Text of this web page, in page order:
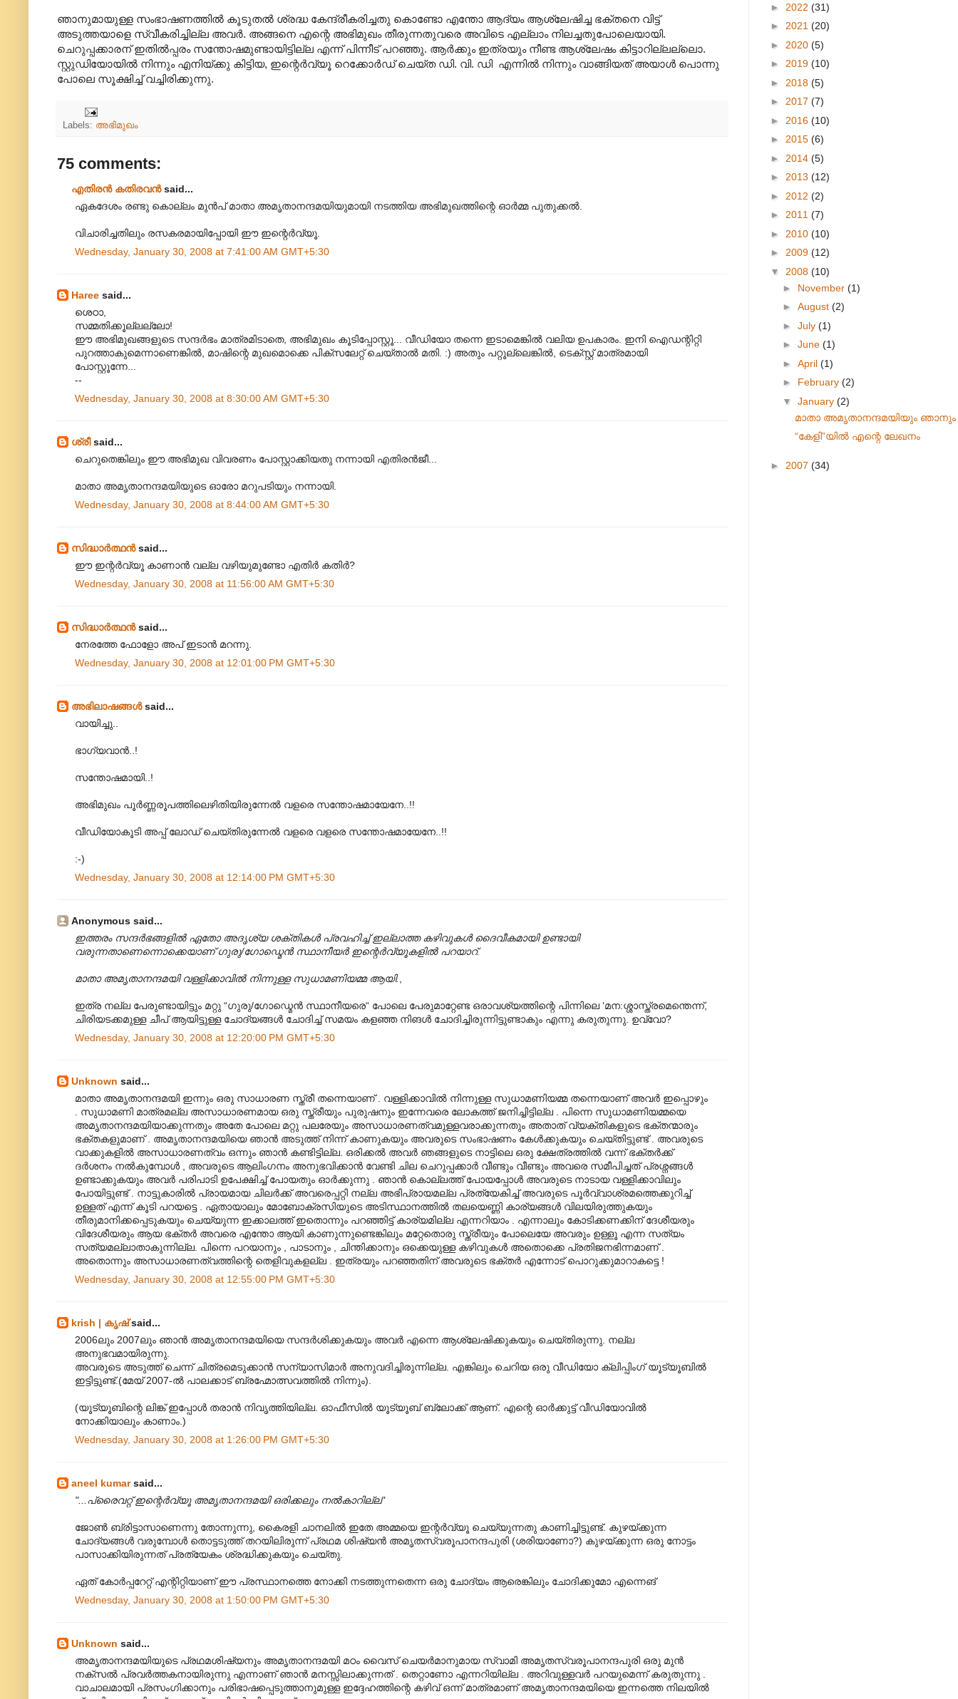
ഞാനുമായുള്ള സംഭാഷണത്തില്‍ കൂടുതല്‍ ശ്രദ്ധ കേന്ദ്രീകരിച്ചതു കൊണ്ടോ എന്തോ ആദ്യം ആശ്ലേഷിച്ച ഭക്തനെ വിട്ട്
അടുത്തയാളെ സ്വീകരിച്ചില്ല അവര്‍. അങ്ങനെ എന്റെ അഭിമുഖം തീരുന്നതുവരെ അവിടെ എല്ലാം നിലച്ചതുപോലെയായി.
ചെറുപ്പക്കാരന് ഇതില്‍പ്പരം സന്തോഷമുണ്ടായിട്ടില്ല എന്ന് പിന്നീട് പറഞ്ഞു. ആര്‍ക്കും ഇത്രയും നീണ്ട ആശ്ലേഷം കിട്ടാറില്ലല്ലൊ.
സ്റ്റുഡിയോയില്‍ നിന്നും എനിയ്ക്കു കിട്ടിയ, ഇന്റെര്‍വ്യൂ റെക്കോര്‍ഡ് ചെയ്ത ഡി. വി. ഡി ‍ എന്നില്‍ നിന്നും വാങ്ങിയത് അയാള്‍ പൊന്നു
പോലെ സൂക്ഷിച്ച് വച്ചിരിക്കുന്നു.
Labels: അഭിമുഖം
75 comments:
എതിരന്‍ കതിരവന്‍said...
ഏകദേശം രണ്ടു കൊല്ലം മുന്‍പ് മാതാ അമൃതാനന്ദമയിയുമായി നടത്തിയ അഭിമുഖത്തിന്റെ ഓര്‍മ്മ പുതുക്കല്‍.
വിചാരിച്ചതിലും രസകരമായിപ്പോയി ഈ ഇന്റെര്‍വ്യൂ.
Wednesday, January 30, 2008 at 7:41:00 AM GMT+5:30
Haree said...
ശെഠാ,
സമ്മതിക്കൂല്ലല്ലോ!
ഈ അഭിമുഖങ്ങളുടെ സന്ദര്‍ഭം മാത്രമിടാതെ, അഭിമുഖം കൂടിപ്പോസ്റ്റൂ... വീഡിയോ തന്നെ ഇടാമെങ്കില്‍ വലിയ ഉപകാരം. ഇനി ഐഡന്റിറ്റി
പുറത്താകുമെന്നാണെങ്കില്‍, മാഷിന്റെ മുഖമൊക്കെ പിക്സലേറ്റ് ചെയ്താല്‍ മതി. :) അതും പറ്റൂല്ലെങ്കില്‍, ടെക്സ്റ്റ് മാത്രമായി
പോസ്റ്റൂന്നേ...
--
Wednesday, January 30, 2008 at 8:30:00 AM GMT+5:30
ശ്രീsaid...
ചെറുതെങ്കിലും ഈ അഭിമുഖ വിവരണം പോസ്റ്റാക്കിയതു നന്നായി എതിരന്‍‌ജീ...
മാതാ അമൃതാനന്ദമയിയുടെ ഓരോ മറുപടിയും നന്നായി.
Wednesday, January 30, 2008 at 8:44:00 AM GMT+5:30
സിദ്ധാര്‍ത്ഥന്‍said...
ഈ ഇന്റര്‍വ്യൂ കാണാന്‍ വല്ല വഴിയുമുണ്ടോ എതിര്‍ കതിര്‍?
Wednesday, January 30, 2008 at 11:56:00 AM GMT+5:30
സിദ്ധാര്‍ത്ഥന്‍said...
നേരത്തേ ഫോളോ അപ് ഇടാന്‍ മറന്നു.
Wednesday, January 30, 2008 at 12:01:00 PM GMT+5:30
അഭിലാഷങ്ങള്‍said...
വായിച്ചു..
ഭാഗ്യവാന്‍..!
സന്തോഷമായി..!
അഭിമുഖം പൂര്‍ണ്ണരൂപത്തിലെഴിതിയിരുന്നേല്‍ വളരെ സന്തോഷമായേനേ..!!
വീഡിയോകൂടി അപ്പ് ലോഡ് ചെയ്തിരുന്നേല്‍ വളരെ വളരെ സന്തോഷമായേനേ..!!
:-)
Wednesday, January 30, 2008 at 12:14:00 PM GMT+5:30
Anonymous said...
ഇത്തരം സന്ദര്‍ഭങ്ങളില്‍ ഏതോ അദൃശ്യ ശക്തികള്‍ പ്രവഹിച്ച് ഇല്ലാത്ത കഴിവുകള്‍ ദൈവീകമായി ഉണ്ടായി
വരുന്നതാണെന്നൊക്കെയാണ് ഗുരു/ഗോഡ്മെന്‍ സ്ഥാനീയര്‍ ഇന്റെര്‍വ്യൂകളില്‍ പറയാറ്.
മാതാ അമൃതാനന്ദമയി വള്ളിക്കാവില്‍ നിന്നുള്ള സുധാമണിയമ്മ ആയി.,
ഇത്ര നല്ല പേരുണ്ടായിട്ടും മറ്റു “ഗുരു/ഗോഡ്മെന്‍ സ്ഥാനീയരെ“ പോലെ പേരുമാറ്റേണ്ട ഒരാവശ്യത്തിന്റെ പിന്നിലെ ‘മന:ശ്ശാസ്ത്രമെന്തെന്ന്,
ചിരിയടക്കമുള്ള ചീപ് ആയിട്ടുള്ള ചോദ്യങ്ങള്‍ ചോദിച്ച് സമയം കളഞ്ഞ നിങള്‍ ചോദിച്ചിരുന്നിട്ടുണ്ടാകും എന്നു കരുതുന്നു. ഉവ്വോ?
Wednesday, January 30, 2008 at 12:20:00 PM GMT+5:30
Unknown said...
മാതാ അമൃതാനന്ദമയി ഇന്നും ഒരു സാധാരണ സ്ത്രീ തന്നെയാണ് . വള്ളിക്കാവില്‍ നിന്നുള്ള സുധാമണിയമ്മ തന്നെയാണ് അവര്‍ ഇപ്പൊഴും
. സുധാമണി മാത്രമല്ല അസാധാരണമായ ഒരു സ്ത്രീയും പുരുഷനും ഇന്നേവരെ ലോകത്ത് ജനിച്ചിട്ടില്ല . പിന്നെ സുധാമണിയമ്മയെ
അമൃതാനന്ദമയിയാക്കുന്നതും അതേ പോലെ മറ്റു പലരേയും അസാധാരണത്വമുള്ളവരാക്കുന്നതും അതാത് വ്യക്തികളുടെ ഭക്തന്മാരും
ഭക്തകളുമാണ് . അമൃതാനന്ദമയിയെ ഞാന്‍ അടുത്ത് നിന്ന് കാണുകയും അവരുടെ സംഭാഷണം കേള്‍ക്കുകയും ചെയ്തിട്ടുണ്ട് . അവരുടെ
വാക്കുകളില്‍ അസാധാരണത്വം ഒന്നും ഞാന്‍ കണ്ടിട്ടില്ല. ഒരിക്കല്‍ അവര്‍ ഞങ്ങളുടെ നാട്ടിലെ ഒരു ക്ഷേത്രത്തില്‍ വന്ന് ഭക്തര്‍ക്ക്
ദര്‍ശനം നല്‍കുമ്പോള്‍ , അവരുടെ ആലിംഗനം അനുഭവിക്കാന്‍ വേണ്ടി ചില ചെറുപ്പക്കാര്‍ വീണ്ടും വീണ്ടും അവരെ സമീപിച്ചത് പ്രശ്നങ്ങള്‍
ഉണ്ടാക്കുകയും അവര്‍ പരിപാടി ഉപേക്ഷിച്ച് പോയതും ഓര്‍ക്കുന്നു . ഞാന്‍ കൊല്ലത്ത് പോയപ്പോള്‍ അവരുടെ നാടായ വള്ളിക്കാവിലും
പോയിട്ടുണ്ട് . നാട്ടുകാരില്‍ പ്രായമായ ചിലര്‍ക്ക് അവരെപ്പറ്റി നല്ല അഭിപ്രായമല്ല പ്രത്യേകിച്ച് അവരുടെ പൂര്‍വ്വാശ്രമത്തെക്കുറിച്ച്
ഉള്ളത് എന്ന് കൂടി പറയട്ടെ . ഏതായാലും മോബോക്രസിയുടെ അടിസ്ഥാനത്തില്‍ തലയെണ്ണി കാര്യങ്ങള്‍ വിലയിരുത്തുകയും
തീരുമാനിക്കപ്പെടുകയും ചെയ്യുന്ന ഇക്കാലത്ത് ഇതൊന്നും പറഞ്ഞിട്ട് കാര്യമില്ല എന്നറിയാം . എന്നാലും കോടിക്കണക്കിന് ദേശീയരും
വിദേശീയരും ആയ ഭക്തര്‍ അവരെ എന്തോ ആയി കാ‍ണുന്നുണ്ടെങ്കിലും മറ്റേതൊരു സ്ത്രീയും പോലെയേ അവരും ഉള്ളൂ എന്ന സത്യം
സത്യമല്ലാതാകുന്നില്ല. പിന്നെ പറയാനും , പാടാനും , ചിന്തിക്കാനും ഒക്കെയുള്ള കഴിവുകള്‍ അതൊക്കെ പ്രതിജനഭിന്നമാണ് .
അതൊന്നും അസാധാരണത്വത്തിന്റെ തെളിവുകളല്ല . ഇത്രയും പറഞ്ഞതിന് അവരുടെ ഭക്തര്‍ എന്നോട് പൊറുക്കുമാറാകട്ടെ !
Wednesday, January 30, 2008 at 12:55:00 PM GMT+5:30
krish | കൃഷ്said...
2006ലും 2007ലും ഞാന്‍ അമൃതാനന്ദമയിയെ സന്ദര്‍ശിക്കുകയും അവര്‍ എന്നെ ആശ്ലേഷിക്കുകയും ചെയ്തിരുന്നു. നല്ല
അനുഭവമായിരുന്നു.
അവരുടെ അടുത്ത് ചെന്ന് ചിത്രമെടുക്കാന്‍ സന്യാസിമാര്‍ അനുവദിച്ചിരുന്നില്ല. എങ്കിലും ചെറിയ ഒരു വീഡിയോ ക്ലിപ്പിംഗ് യൂട്യൂബില്‍
ഇട്ടിട്ടുണ്ട്.(മേയ് 2007-ല്‍ പാലക്കാട് ബ്രഹ്മോത്സവത്തില്‍ നിന്നും).
(യൂട്യൂബിന്റെ ലിങ്ക് ഇപ്പോള്‍ തരാന്‍ നിവൃത്തിയില്ല. ഓഫീസില്‍ യൂട്യൂബ് ബ്ലോക്ക് ആണ്. എന്റെ ഓര്‍ക്കുട്ട് വീഡിയോവില്‍
നോക്കിയാലും കാണാം.)
Wednesday, January 30, 2008 at 1:26:00 PM GMT+5:30
aneel kumarsaid...
"...പ്രൈവറ്റ് ഇന്റെര്‍വ്യൂ അമൃതാനന്ദമയി‍ ഒരിക്കലും നല്‍കാറില്ല"
ജോണ്‍ ബ്രിട്ടാസാണെന്നു തോന്നുന്നു, കൈരളി ചാനലില്‍ ഇതേ അമ്മയെ ഇന്റര്‍വ്യൂ ചെയ്യുന്നതു കാണിച്ചിട്ടുണ്ട്. കുഴയ്ക്കുന്ന
ചോദ്യങ്ങള്‍ വരുമ്പോള്‍ തൊട്ടടുത്ത് തറയിലിരുന്ന് പ്രഥമ ശിഷ്യന്‍ അമൃതസ്വരൂപാനന്ദപുരി (ശരിയാണോ?) കുഴയ്ക്കുന്ന ഒരു നോട്ടം
പാസാക്കിയിരുന്നത് പ്രത്യേകം ശ്രദ്ധിക്കുകയും ചെയ്തു.
ഏത് കോര്‍പ്പറേറ്റ് എന്റിറ്റിയാണ് ഈ പ്രസ്ഥാനത്തെ നോക്കി നടത്തുന്നതെന്ന ഒരു ചോദ്യം ആരെങ്കിലും ചോദിക്കുമോ എന്നെങ്
Wednesday, January 30, 2008 at 1:50:00 PM GMT+5:30
Unknown said...
അമൃതാനന്ദമയിയുടെ പ്രഥമശിഷ്യനും അമൃതാനന്ദമയി മഠം വൈസ്‌ ചെയര്‍മാനുമായ സ്വാമി അമൃതസ്വരൂപാനന്ദപുരി ഒരു മുന്‍
നക്സല്‍ പ്രവര്‍ത്തകനായിരുന്നു എന്നാണ് ഞാന്‍ മനസ്സിലാക്കുന്നത് . തെറ്റാണോ എന്നറിയില്ല . അറിവുള്ളവര്‍ പറയുമെന്ന് കരുതുന്നു .
വാചാലമായി പ്രസംഗിക്കാനും പരിഭാഷപ്പെടുത്താനുമുള്ള ഇദ്ദേഹത്തിന്റെ കഴിവ് ഒന്ന് മാത്രമാണ് അമൃതാനന്ദമയിയെ ഇന്നത്തെ നിലയില്‍
► 2022 (31)
► 2021 (20)
► 2020 (5)
► 2019 (10)
► 2018 (5)
► 2017 (7)
► 2016 (10)
► 2015 (6)
► 2014 (5)
► 2013 (12)
► 2012 (2)
► 2011 (7)
► 2010 (10)
► 2009 (12)
▼ 2008 (10)
► November (1)
► August (2)
► July (1)
► June (1)
► April (1)
► February (2)
▼ January (2)
മാതാ അമൃതാനന്ദമയിയും ഞാനും
“കേളി”യില്‍ എന്റെ ലേഖനം
► 2007 (34)